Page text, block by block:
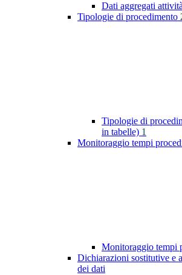
Dati aggregati
Tipologie di procedimento
Tipologie di
in tabelle) 1
Monitoraggio tempi
Monitoraggio tempi
Dichiarazioni sostitutive e
dei dati